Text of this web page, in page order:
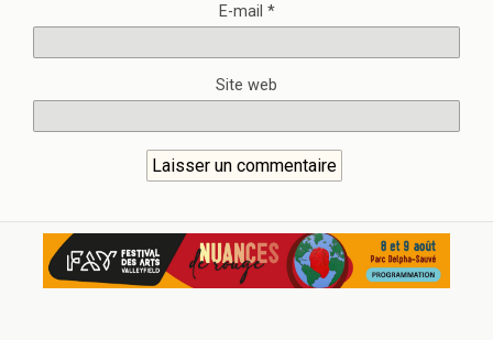
E-mail *
Site web